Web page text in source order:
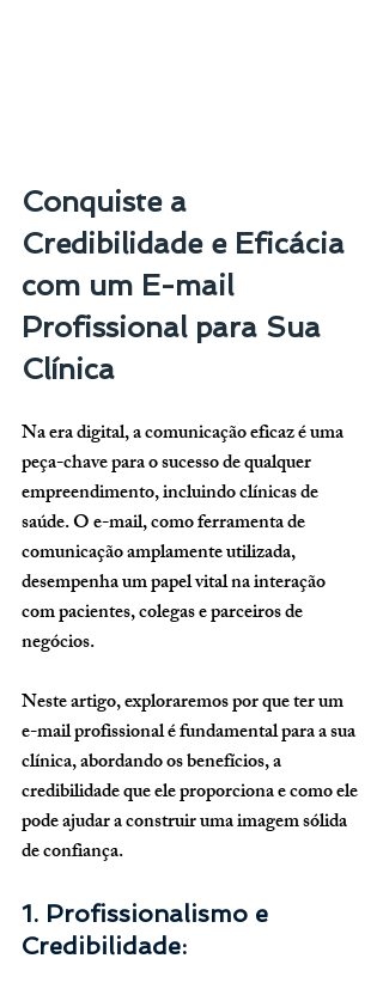
Conquiste a
Credibilidade e Eficácia
com um E-mail
Profissional para Sua
Clínica
Na era digital, a comunicação eficaz é uma
peça-chave para o sucesso de qualquer
empreendimento, incluindo clínicas de
saúde. O e-mail, como ferramenta de
comunicação amplamente utilizada,
desempenha um papel vital na interação
com pacientes, colegas e parceiros de
negócios.
Neste artigo, exploraremos por que ter um
e-mail profissional é fundamental para a sua
clínica, abordando os benefícios, a
credibilidade que ele proporciona e como ele
pode ajudar a construir uma imagem sólida
de confiança.
1. Profissionalismo e
Credibilidade: